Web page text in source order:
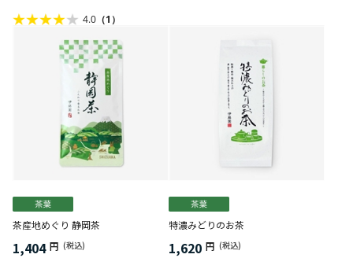
4.0 （1）
茶産地めぐり 静岡茶
1,404 円 (税込)
特濃みどりのお茶
1,620 円 (税込)